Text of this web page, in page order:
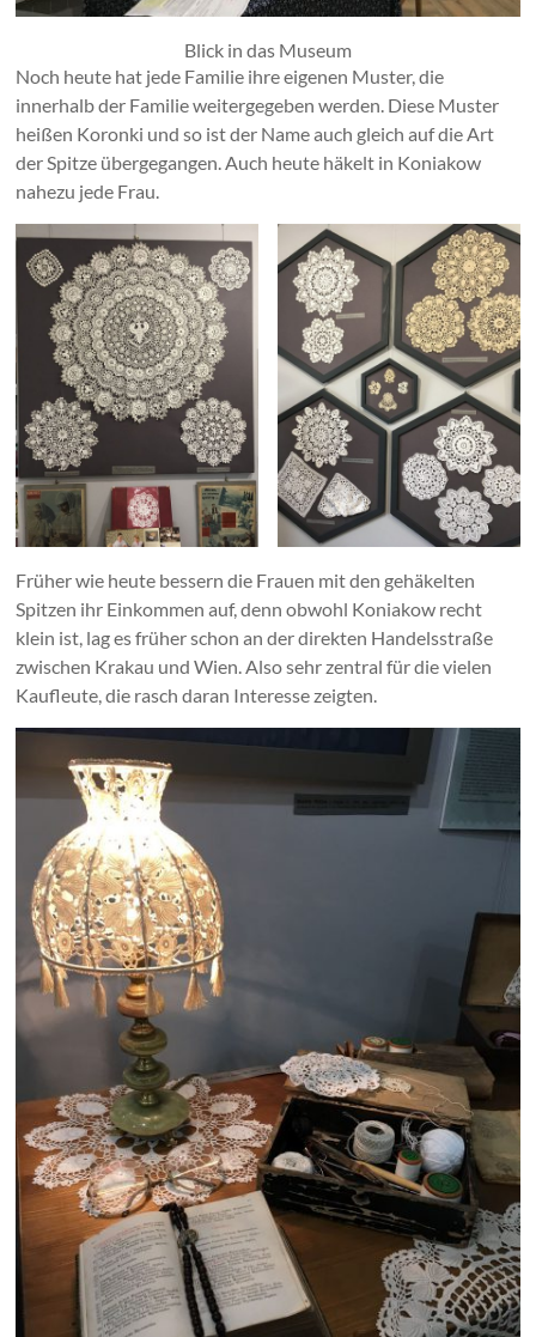
Blick in das Museum
Noch heute hat jede Familie ihre eigenen Muster, die
innerhalb der Familie weitergegeben werden. Diese Muster
heißen Koronki und so ist der Name auch gleich auf die Art
der Spitze übergegangen. Auch heute häkelt in Koniakow
nahezu jede Frau.
Früher wie heute bessern die Frauen mit den gehäkelten
Spitzen ihr Einkommen auf, denn obwohl Koniakow recht
klein ist, lag es früher schon an der direkten Handelsstraße
zwischen Krakau und Wien. Also sehr zentral für die vielen
Kaufleute, die rasch daran Interesse zeigten.